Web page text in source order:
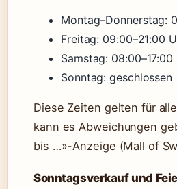
Montag–Donnerstag:
Freitag: 09:00–21:00
Samstag: 08:00–17:00
Sonntag: geschlossen
Diese Zeiten gelten für
kann es Abweichungen
bis …»-Anzeige (Mall of
Sonntagsverkauf und